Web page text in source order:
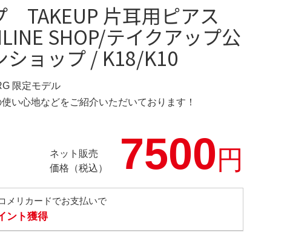
TAKEUP 片耳用ピアス
SHOP/テイクアップ公
ショップ / K18/K10
限定モデル
い心地などをご紹介いただいております！
ネット販売
価格（税込）
7500円
メリカードでお支払いで
ント獲得